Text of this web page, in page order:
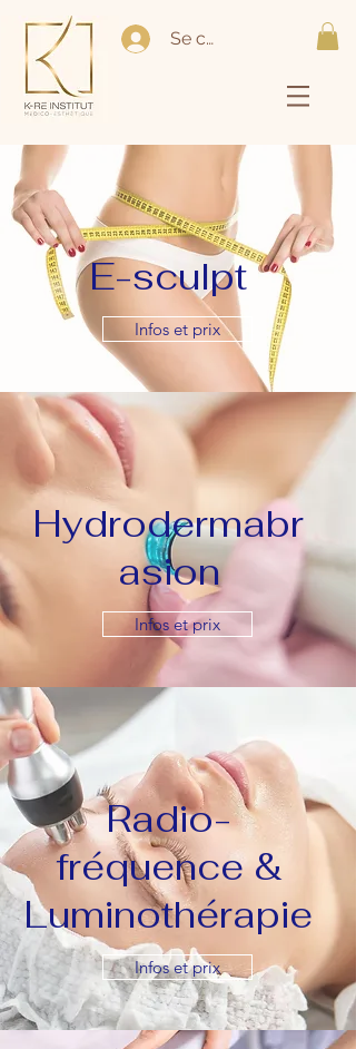
Se connecter
E-sculpt
Infos et prix
Hydrodermabr
asion
Infos et prix
Radio-
fréquence &
Luminothérapie
Infos et prix